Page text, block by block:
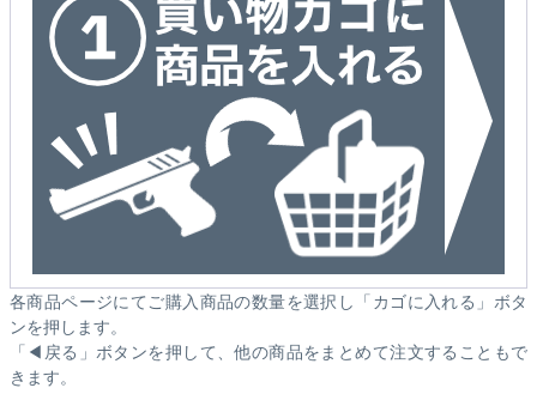
各商品ページにてご購入商品の数量を選択し「カゴに入れる」ボタ
ンを押します。
「◀戻る」ボタンを押して、他の商品をまとめて注文することもで
きます。